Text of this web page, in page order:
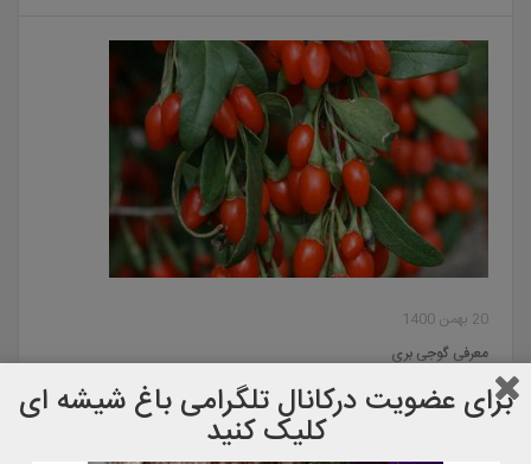
20 بهمن 1400
معرفی گوجی بری
برای عضویت دركانال تلگرامی باغ شیشه ای
کلیک کنید